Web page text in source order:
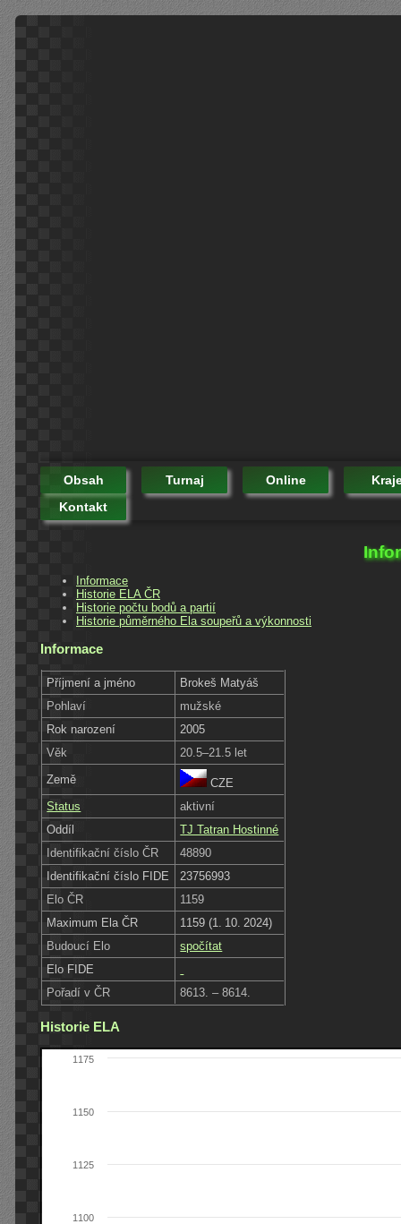
Obsah Turnaj Online
Kontakt
Informace
Historie ELA ČR
Historie počtu bodů a partií
Historie půměrného Ela soupeřů a výkonnosti
Informace
Příjmení a jméno
Brokeš Matyáš
Pohlaví
mužské
Rok narození
2005
Věk
20.5–21.5 let
Země
CZE
Status
aktivní
Oddíl
TJ Tatran Hostinné
Identifikační číslo ČR
48890
Identifikační číslo FIDE
23756993
Elo ČR
1159
Maximum Ela ČR
1159 (1. 10. 2024)
Budoucí Elo
spočítat
Elo FIDE
Pořadí v ČR
8613. – 8614.
Historie ELA
1100
1125
1150
1175